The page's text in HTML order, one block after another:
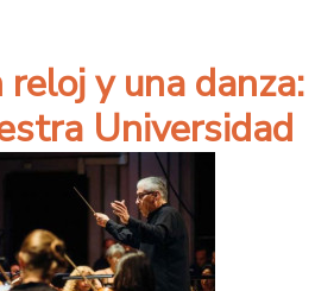
reloj y una
Universidad